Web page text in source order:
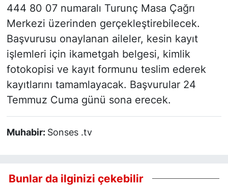
444 80 07 numaralı Turunç Masa Çağrı
Merkezi üzerinden gerçekleştirebilecek.
Başvurusu onaylanan aileler, kesin kayıt
işlemleri için ikametgah belgesi, kimlik
fotokopisi ve kayıt formunu teslim ederek
kayıtlarını tamamlayacak. Başvurular 24
Temmuz Cuma günü sona erecek.
Muhabir: Sonses .tv
Bunlar da ilginizi çekebilir